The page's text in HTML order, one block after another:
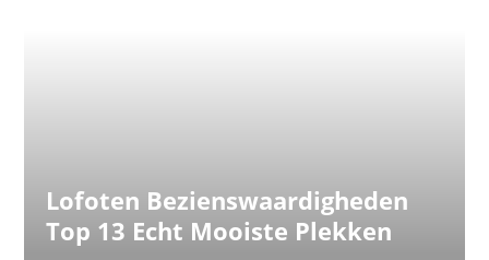
Lofoten Bezienswaardigheden
Top 13 Echt Mooiste Plekken